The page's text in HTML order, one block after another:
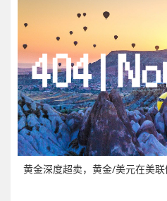
黄金深度超卖，黄金/美元在美